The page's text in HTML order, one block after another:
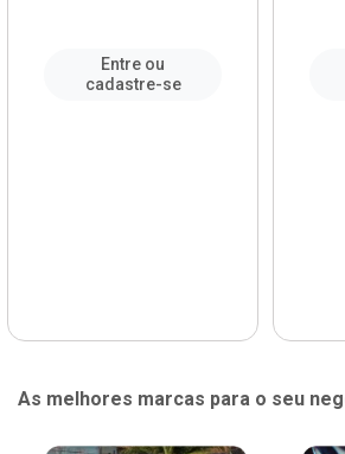
Entre ou
cadastre-se
As melhores marcas para o seu